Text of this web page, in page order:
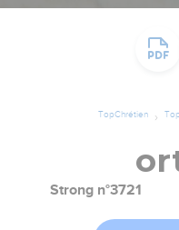
TopChrétien
Strong n°3721